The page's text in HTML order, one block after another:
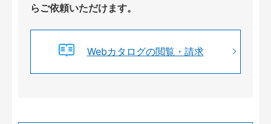
らご依頼いただけます。
Webカタログの閲覧・請求